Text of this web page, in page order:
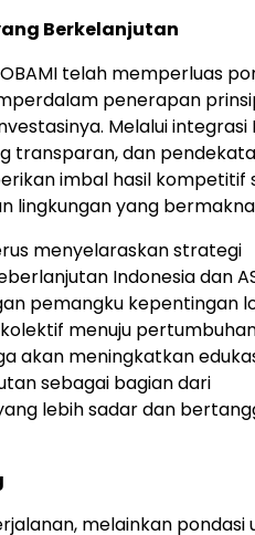
Berkelanjutan
telah memperluas
penerapan
Melalui integrasi
transparan, dan
imbal hasil kompetitif
lingkungan yang
menyelaraskan strategi
Indonesiadan
pemangku kepentingan
menuju
akan meningkatkan
sebagai bagian dari
lebih sadar dan
melainkan pondasi